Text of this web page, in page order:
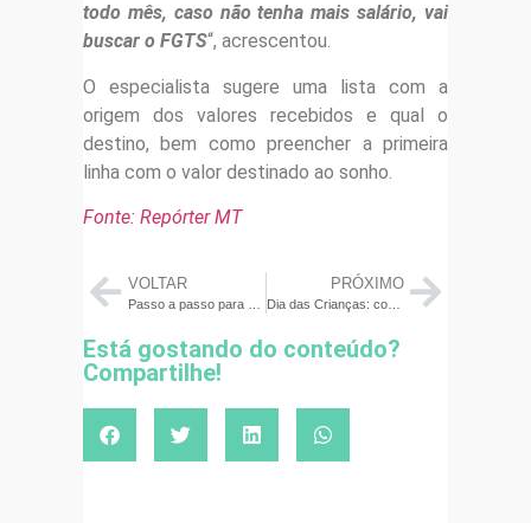
todo mês, caso não tenha mais salário, vai
buscar o FGTS“, acrescentou.
O especialista sugere uma lista com a
origem dos valores recebidos e qual o
destino, bem como preencher a primeira
linha com o valor destinado ao sonho.
Fonte: Repórter MT
VOLTAR
Passo a passo para administrar bem o cartão de crédito
PRÓXIMO
Dia das Crianças: como gastar menos e evitar golpes em 20 passos
Está gostando do conteúdo?
Compartilhe!